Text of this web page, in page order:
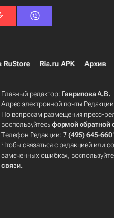
RuStore Ria.ru APK Архив
Главный редактор: Гаврилова А.В.
Адрес электронной почты
По вопросам размещения пресс-
воспользуйтесьформой обратной
Телефон Редакции:7 (495) 645-
Чтобы связаться с редакцией или
замеченных ошибках,
связи.